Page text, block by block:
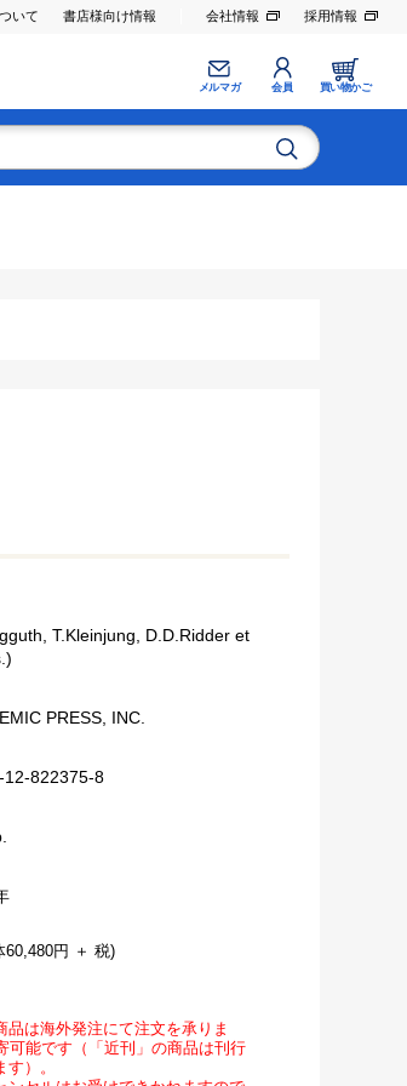
いて 書店様向け情報 会社情報 採用情報
メルマガ 会員 買い物かご
T.Kleinjung, D.D.Ridder et
PRESS, INC.
12-822375-8
60,480円 ＋ 税)
は海外発注にて注文を承りま
可能です（「近刊」の商品は刊行
）。